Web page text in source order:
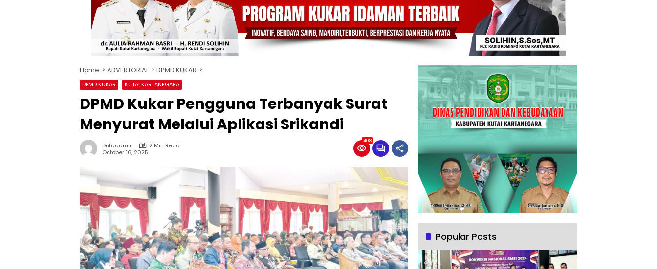
Home ADVERTORIAL DPMD KUKAR
DPMD KUKAR KUTAI KARTANEGARA
DPMD Kukar Pengguna Terbanyak Surat
Menyurat Melalui Aplikasi Srikandi
Dutaadmin
2 Min Read
October 16, 2025
408
Popular Posts